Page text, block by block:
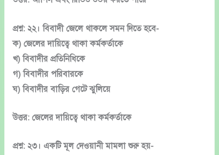
প্রশ্ন: ২২। বিবাদী জেলে থাকলে সমন দিতে হবে-
ক) জেলের দায়িত্বে থাকা কর্মকর্তাকে
খ) বিবাদীর প্রতিনিধিকে
গ) বিবাদীর পরিবারকে
ঘ) বিবাদীর বাড়ির গেটে ঝুলিয়ে
উত্তর: জেলের দায়িত্বে থাকা কর্মকর্তাকে
প্রশ্ন: ২৩। একটি মূল দেওয়ানী মামলা শুরু হয়-